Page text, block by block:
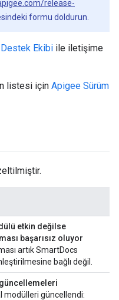
release-
formu doldurun.
Ekibi ile iletişime
listesi için Apigee Sürüm
etkin değilse
başarısız oluyor
artık SmartDocs
bağlı değil.
modülleri güncellendi: